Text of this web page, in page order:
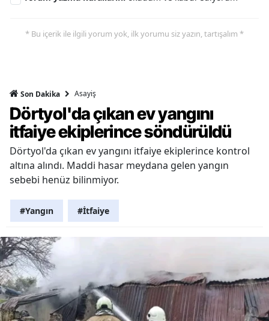
* Bu içerik ile ilgili yorum yok, ilk yorumu siz yazın, tartışalım *
Son Dakika Asayiş
Dörtyol'da çıkan ev yangını
itfaiye ekiplerince söndürüldü
Dörtyol'da çıkan ev yangını itfaiye ekiplerince kontrol
altına alındı. Maddi hasar meydana gelen yangın
sebebi henüz bilinmiyor.
#Yangın #İtfaiye